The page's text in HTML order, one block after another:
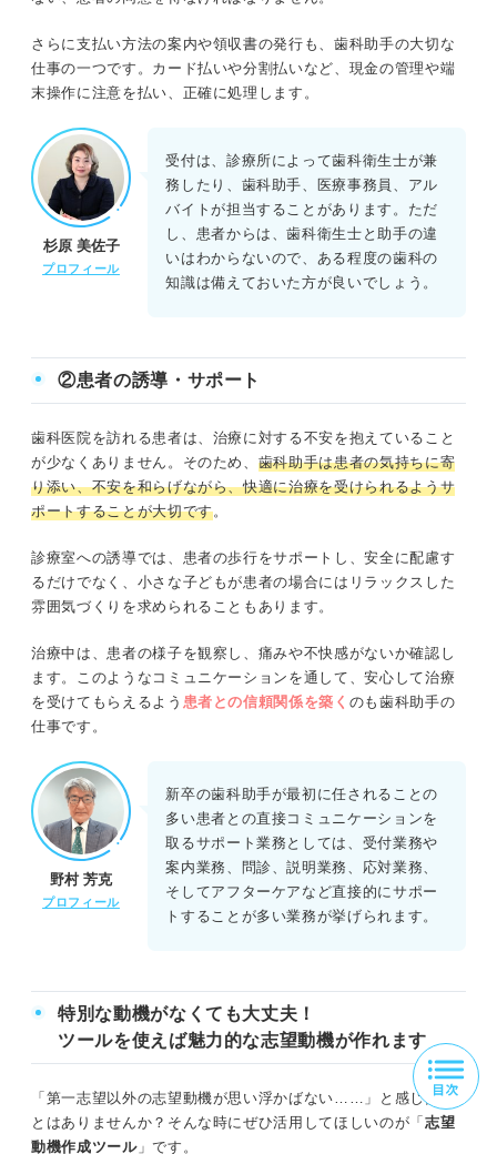
さらに支払い方法の案内や領収書の発行も、歯科助手の大切な
仕事の一つです。カード払いや分割払いなど、現金の管理や端
末操作に注意を払い、正確に処理します。
杉原 美佐子
プロフィール
受付は、診療所によって歯科衛生士が兼
務したり、歯科助手、医療事務員、アル
バイトが担当することがあります。ただ
し、患者からは、歯科衛生士と助手の違
いはわからないので、ある程度の歯科の
知識は備えておいた方が良いでしょう。
②患者の誘導・サポート
歯科医院を訪れる患者は、治療に対する不安を抱えていること
が少なくありません。そのため、 歯科助手は患者の気持ちに寄
り添い、不安を和らげながら、快適に治療を受けられるようサ
ポートすることが大切です。
診療室への誘導では、患者の歩行をサポートし、安全に配慮す
るだけでなく、小さな子どもが患者の場合にはリラックスした
雰囲気づくりを求められることもあります。
治療中は、患者の様子を観察し、痛みや不快感がないか確認し
ます。このようなコミュニケーションを通して、安心して治療
を受けてもらえるよう 患者との信頼関係を築く のも歯科助手の
仕事です。
野村 芳克
プロフィール
新卒の歯科助手が最初に任されることの
多い患者との直接コミュニケーションを
取るサポート業務としては、受付業務や
案内業務、問診、説明業務、応対業務、
そしてアフターケアなど直接的にサポー
トすることが多い業務が挙げられます。
特別な動機がなくても大丈夫！
ツールを使えば魅力的な志望動機が作れます
「第一志望以外の志望動機が思い浮かばない……」と感じたこ
とはありませんか？そんな時にぜひ活用してほしいのが「志望
動機作成ツール」です。